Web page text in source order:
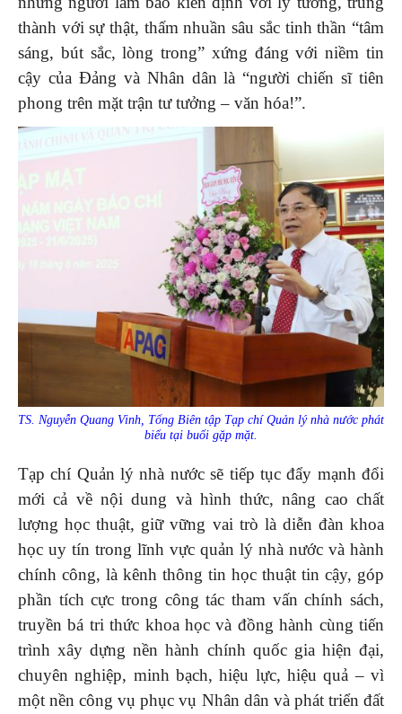
thành với sự thật, thấm nhuần sâu sắc tinh thần “tâm
sáng, bút sắc, lòng trong” xứng đáng với niềm tin
cậy của Đảng và Nhân dân là “người chiến sĩ tiên
phong trên mặt trận tư tưởng – văn hóa!”.
TS. Nguyễn Quang Vinh, Tổng Biên tập Tạp chí Quản lý nhà nước phát
biểu tại buổi gặp mặt.
Tạp chí Quản lý nhà nước sẽ tiếp tục đẩy mạnh đổi
mới cả về nội dung và hình thức, nâng cao chất
lượng học thuật, giữ vững vai trò là diễn đàn khoa
học uy tín trong lĩnh vực quản lý nhà nước và hành
chính công, là kênh thông tin học thuật tin cậy, góp
phần tích cực trong công tác tham vấn chính sách,
truyền bá tri thức khoa học và đồng hành cùng tiến
trình xây dựng nền hành chính quốc gia hiện đại,
chuyên nghiệp, minh bạch, hiệu lực, hiệu quả – vì
một nền công vụ phục vụ Nhân dân và phát triển đất